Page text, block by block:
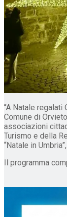
“A Natale
Comune di
associazioni
Turismo e della
“Natale in
Il programma